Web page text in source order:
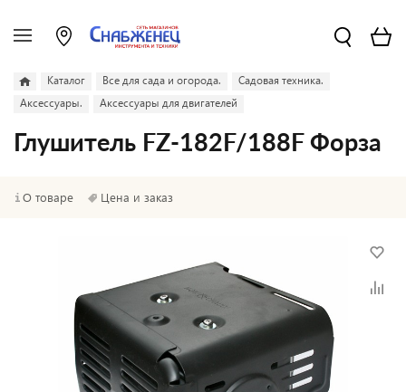
Каталог Все для сада и огорода.
Садовая техника.
Аксессуары.
Аксессуары для двигателей
Глушитель FZ-182F/188F Форза
О товаре Цена и заказ